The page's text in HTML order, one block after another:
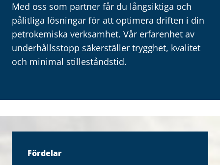
Med oss som partner får du långsiktiga och
pålitliga lösningar för att optimera driften i din
petrokemiska verksamhet. Vår erfarenhet av
underhållsstopp säkerställer trygghet, kvalitet
och minimal stilleståndstid.
Fördelar